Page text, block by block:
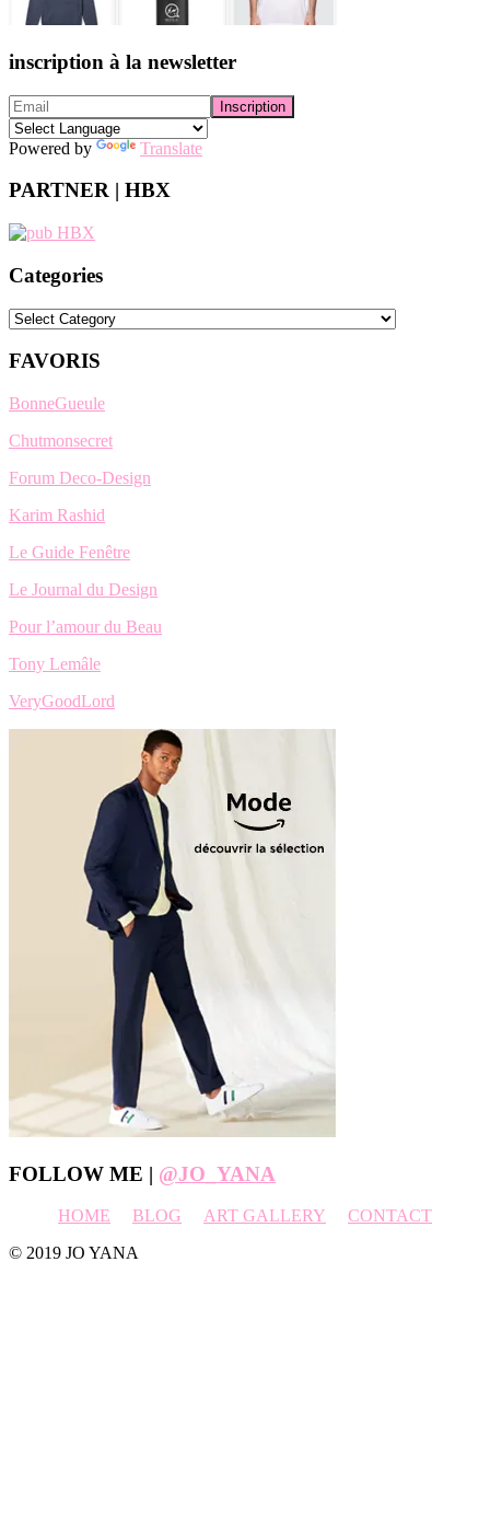
inscription à la newsletter
Powered by Translate
PARTNER | HBX
Categories
Categories
FAVORIS
BonneGueule
Chutmonsecret
Forum Deco-Design
Karim Rashid
Le Guide Fenêtre
Le Journal du Design
Pour l’amour du Beau
Tony Lemâle
VeryGoodLord
Footer
FOLLOW ME | @JO_YANA
HOME BLOG ART GALLERY
CONTACT
© 2019 JO YANA